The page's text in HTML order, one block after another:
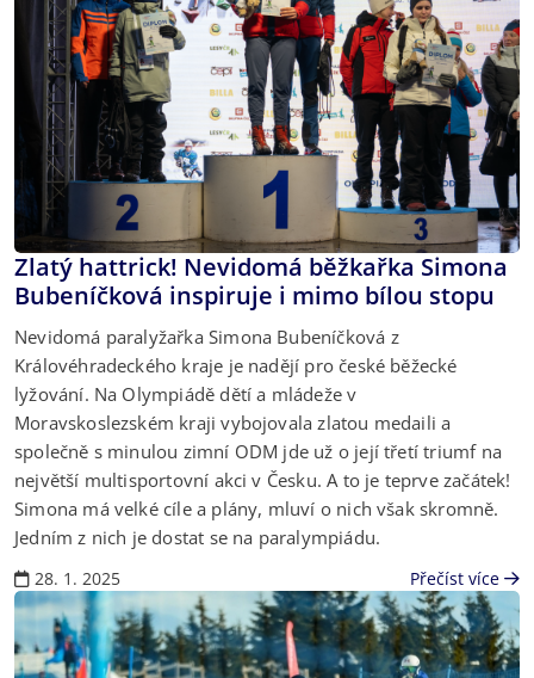
Zlatý hattrick! Nevidomá běžkařka Simona
Bubeníčková inspiruje i mimo bílou stopu
Nevidomá paralyžařka Simona Bubeníčková z
Královéhradeckého kraje je nadějí pro české běžecké
lyžování. Na Olympiádě dětí a mládeže v
Moravskoslezském kraji vybojovala zlatou medaili a
společně s minulou zimní ODM jde už o její třetí triumf na
největší multisportovní akci v Česku. A to je teprve začátek!
Simona má velké cíle a plány, mluví o nich však skromně.
Jedním z nich je dostat se na paralympiádu.
28. 1. 2025 Přečíst více